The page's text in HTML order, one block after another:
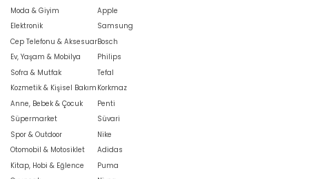
Moda & Giyim
Elektronik
Cep Telefonu & Aksesuar
Ev, Yaşam & Mobilya
Sofra & Mutfak
Kozmetik & Kişisel Bakım
Anne, Bebek & Çocuk
Süpermarket
Spor & Outdoor
Otomobil & Motosiklet
Kitap, Hobi & Eğlence
Apple
Samsung
Bosch
Philips
Tefal
Korkmaz
Penti
Süvari
Nike
Adidas
Puma